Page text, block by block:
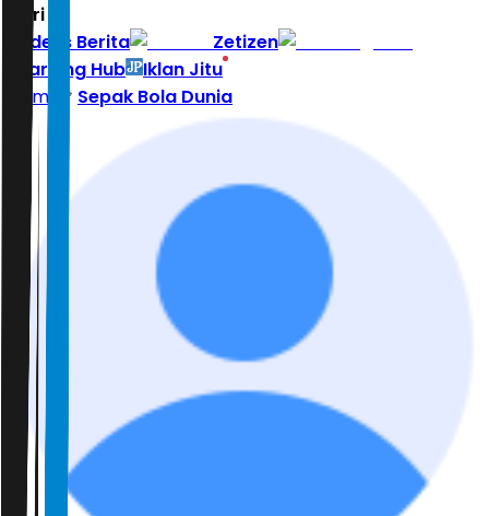
Hari ini
Indeks Berita
Zetizen
Learning Hub
Iklan Jitu
Home
Sepak Bola Dunia